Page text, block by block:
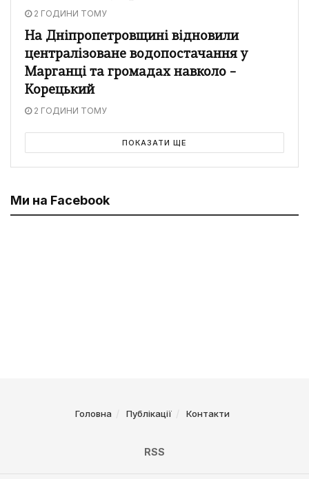
2 ГОДИНИ ТОМУ
На Дніпропетровщині відновили
централізоване водопостачання у
Марганці та громадах навколо –
Корецький
2 ГОДИНИ ТОМУ
ПОКАЗАТИ ЩЕ
Ми на Facebook
Головна Публікації Контакти
RSS